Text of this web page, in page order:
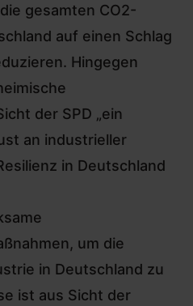
gesamten CO2-
auf einen Schlag
Hingegen
der SPD „ein
an industrieller
in Deutschland
um die
in Deutschland zu
ist aus Sicht der